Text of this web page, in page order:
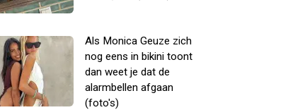
Als Monica Geuze zich
nog eens in bikini toont
dan weet je dat de
alarmbellen afgaan
(foto's)